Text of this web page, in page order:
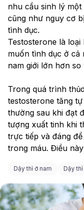
nhu cầu sinh lý một
cũng như nguy cơ
tình dục.
Testosterone là
muốn tình dục ở cả
nam giới lớn hơn so
Trong quá trình
testosterone tăng
thường sau khi đạt
tượng xuất tinh khi
trực tiếp và đáng
trong máu. Điều
Dậy thì ở nam Dậy thì